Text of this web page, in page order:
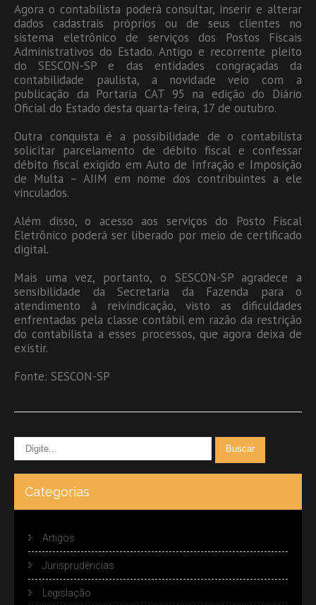
Agora o contabilista poderá consultar, inserir e alterar
dados cadastrais próprios ou de seus clientes no
sistema eletrônico de serviços dos Postos Fiscais
Administrativos do Estado. Antigo e recorrente pleito
do SESCON-SP e das entidades congraçadas da
contabilidade paulista, a novidade veio com a
publicação da Portaria CAT 95 na edição do Diário
Oficial do Estado desta quarta-feira, 17 de outubro.
Outra conquista é a possibilidade de o contabilista
solicitar parcelamento de débito fiscal e confessar
débito fiscal exigido em Auto de Infração e Imposição
de Multa – AIIM em nome dos contribuintes a ele
vinculados.
Além disso, o acesso aos serviços do Posto Fiscal
Eletrônico poderá ser liberado por meio de certificado
digital.
Mais uma vez, portanto, o SESCON-SP agradece a
sensibilidade da Secretaria da Fazenda para o
atendimento à reivindicação, visto as dificuldades
enfrentadas pela classe contábil em razão da restrição
do contabilista a esses processos, que agora deixa de
existir.
Fonte: SESCON-SP
Categorias
Artigos
Jurisprudências
Legislação